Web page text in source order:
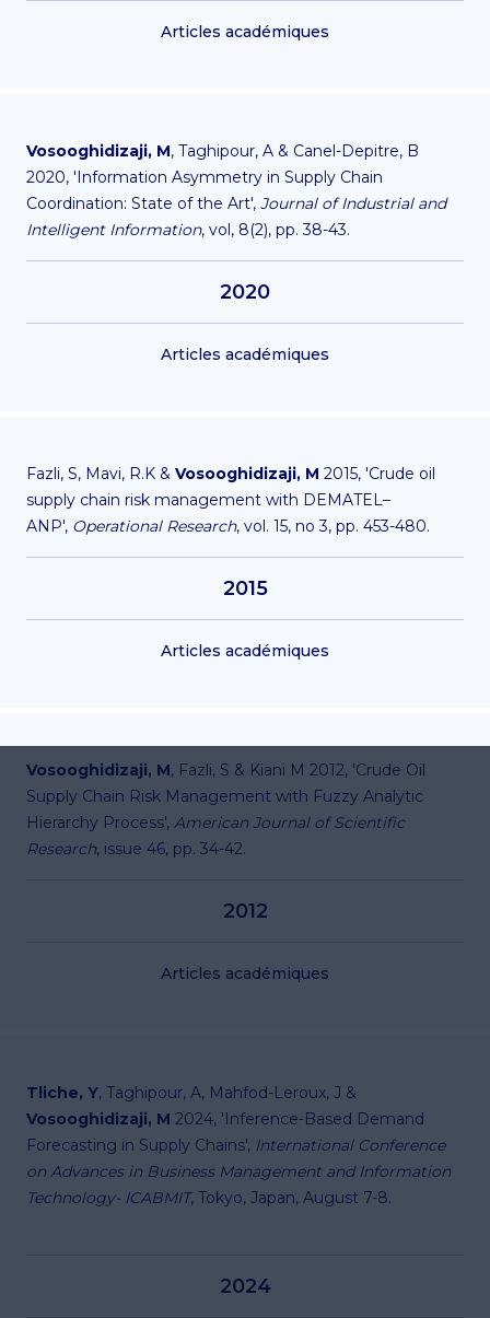
Articles académiques
Vosooghidizaji, M, Taghipour, A & Canel-Depitre, B
2020, 'Information Asymmetry in Supply Chain
Coordination: State of the Art', Journal of Industrial and
Intelligent Information, vol, 8(2), pp. 38-43.
2020
Articles académiques
Fazli, S, Mavi, R.K & Vosooghidizaji, M 2015, 'Crude oil
supply chain risk management with DEMATEL–
ANP', Operational Research, vol. 15, no 3, pp. 453-480.
2015
Articles académiques
Vosooghidizaji, M, Fazli, S & Kiani M 2012, 'Crude Oil
Supply Chain Risk Management with Fuzzy Analytic
Hierarchy Process', American Journal of Scientific
Research, issue 46, pp. 34-42.
2012
Articles académiques
Tliche, Y, Taghipour, A, Mahfod-Leroux, J &
Vosooghidizaji, M 2024, 'Inference-Based Demand
Forecasting in Supply Chains', International Conference
on Advances in Business Management and Information
Technology- ICABMIT, Tokyo, Japan, August 7-8.
2024